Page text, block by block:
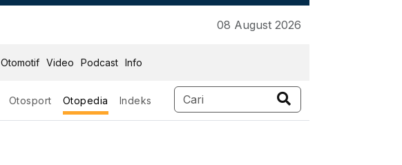
08 August 2026
Otomotif Video Podcast Info
Otosport Otopedia Indeks